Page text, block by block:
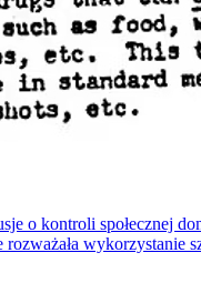
o kontroli społecznej